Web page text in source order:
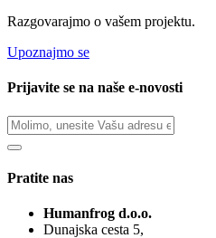
Razgovarajmo o vašem projektu.
Upoznajmo se
Prijavite se na naše e-novosti
Pratite nas
Humanfrog d.o.o.
Dunajska cesta 5,